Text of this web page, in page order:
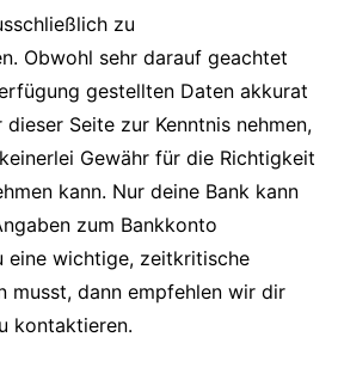
zu
Obwohl sehr darauf geachtet
gestellten Daten akkurat
Seite zur Kenntnis nehmen,
Gewähr für die Richtigkeit
kann. Nur deine Bank kann
zum Bankkonto
eine wichtige, zeitkritische
musst, dann empfehlen wir dir
kontaktieren.